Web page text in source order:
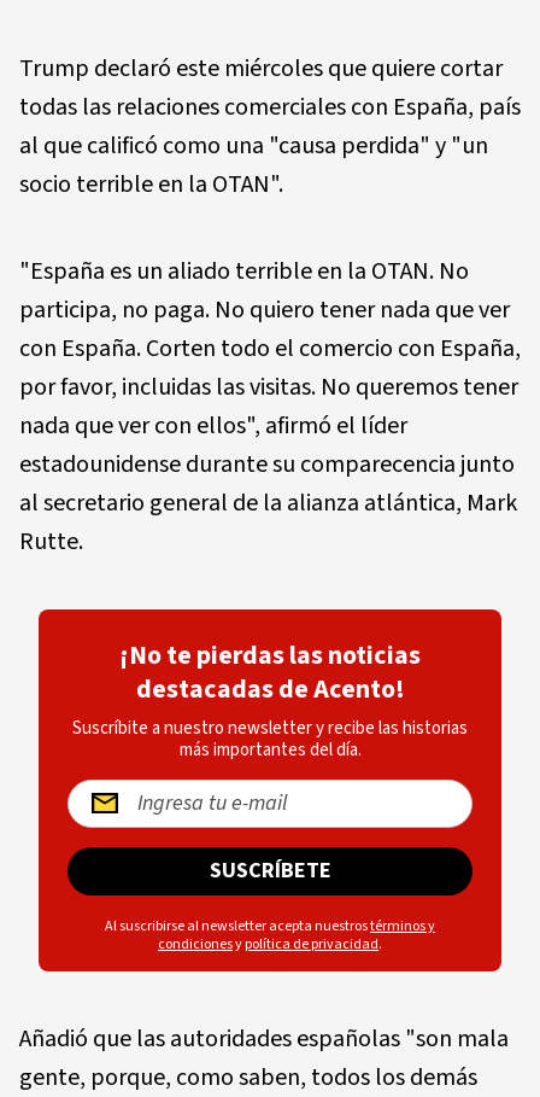
Trump declaró este miércoles que quiere cortar
todas las relaciones comerciales con España, país
al que calificó como una "causa perdida" y "un
socio terrible en la OTAN".
"España es un aliado terrible en la OTAN. No
participa, no paga. No quiero tener nada que ver
con España. Corten todo el comercio con España,
por favor, incluidas las visitas. No queremos tener
nada que ver con ellos", afirmó el líder
estadounidense durante su comparecencia junto
al secretario general de la alianza atlántica, Mark
Rutte.
¡No te pierdas las noticias
destacadas de Acento!
Suscríbite a nuestro newsletter y recibe las historias
más importantes del día.
SUSCRÍBETE
Al suscribirse al newsletter acepta nuestrostérminos y
condicionesypolítica de privacidad.
Añadió que las autoridades españolas "son mala
gente, porque, como saben, todos los demás